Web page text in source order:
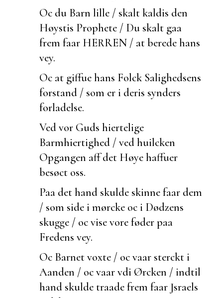
Oc du Barn lille / skalt kaldis den
Høystis Prophete / Du skalt gaa
frem faar HERREN / atberede hans
vey.
Oc at giffue hans Folck Salighedsens
forstand / som er i deris synders
forladelse.
Ved vor Guds hiertelige
Barmhiertighed / vedhuilcken
Opgangen aff det Høye haffuer
besøct oss.
Paa det hand skulde skinne faar dem
/ som side i mørcke oc i Dødzens
skugge / oc vise vore føder paa
Fredens vey.
Oc Barnet voxte / oc vaar sterckt i
Aanden / oc vaar vdi Ørcken / indtil
hand skulde traade frem faar Jsraels